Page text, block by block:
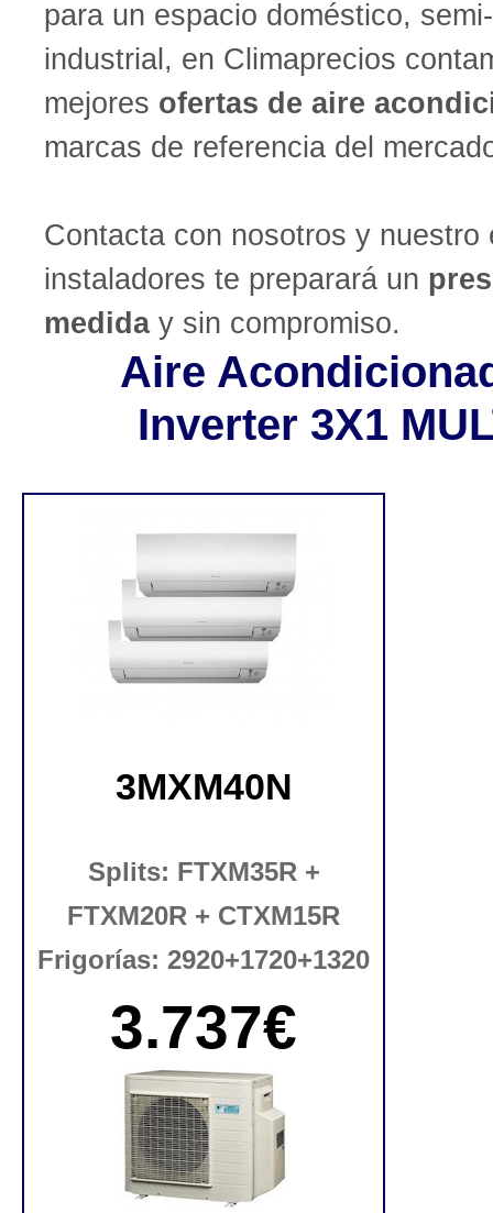
para un espacio doméstico,
industrial, en Climaprecios
mejores ofertas de aire
marcas de referencia del
Contacta con nosotros y nuestro
instaladores te preparará un
medida y sin compromiso.
Aire
Inverter 3X1
3MXM40N
Splits: FTXM35R +
FTXM20R + CTXM15R
Frigorías: 2920+1720+1320
3.737€